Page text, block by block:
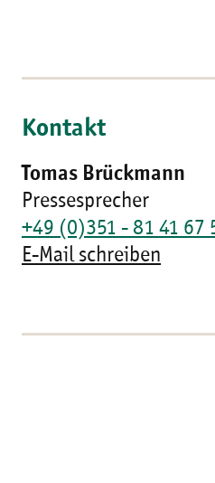
Kontakt
Tomas Brückmann
Pressesprecher
+49 (0)351 - 81 41 67
E-Mail schreiben